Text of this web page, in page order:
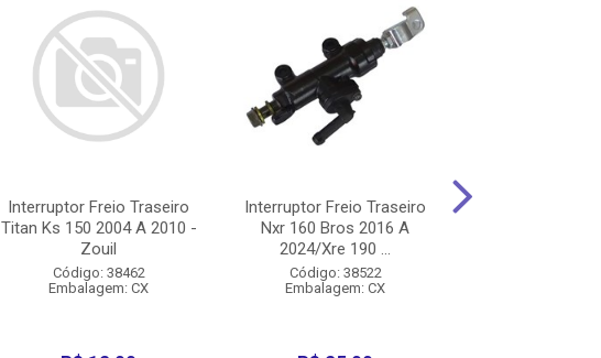
Interruptor Freio Traseiro
Titan Ks 150 2004 A 2010 -
Zouil
Código: 38462
Embalagem: CX
Interruptor Freio Traseiro
Nxr 160 Bros 2016 A
2024/Xre 190 ...
Código: 38522
Embalagem: CX